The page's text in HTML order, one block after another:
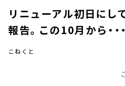
リニューアル初日にし
報告。この10月から・・・
こねくと